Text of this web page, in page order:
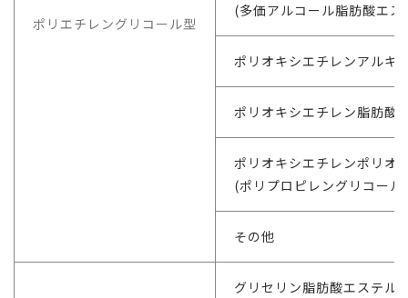
ポリエチレングリコール型
(多価アルコール脂肪酸エ
ポリオキシエチレンアルキ
ポリオキシエチレン脂肪酸
ポリオキシエチレンポリオ
(ポリプロピレングリコー
その他
グリセリン脂肪酸エステル